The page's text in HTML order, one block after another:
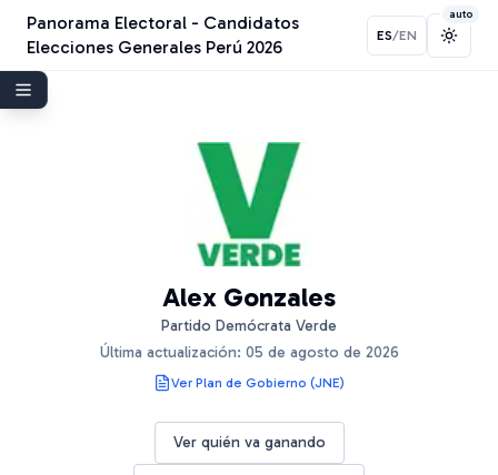
Panorama Electoral - Candidatos
Elecciones Generales Perú 2026
ES/EN
auto
Alex Gonzales
Partido Demócrata Verde
Última actualización: 05 de agosto de 2026
Ver Plan de Gobierno (JNE)
Ver quién va ganando